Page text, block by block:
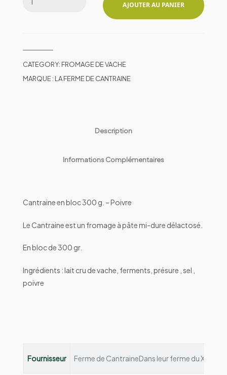
AJOUTER AU PANIER
CATEGORY: FROMAGE DE VACHE
MARQUE : LA FERME DE CANTRAINE
Description
Informations Complémentaires
Cantraine en bloc 300 g. – Poivre
Le Cantraine est un fromage à pâte mi-dure délactosé.
En bloc de 300 gr.
Ingrédients : lait cru de vache, ferments, présure , sel ,
poivre
Fournisseur Ferme de CantraineDans leur ferme du